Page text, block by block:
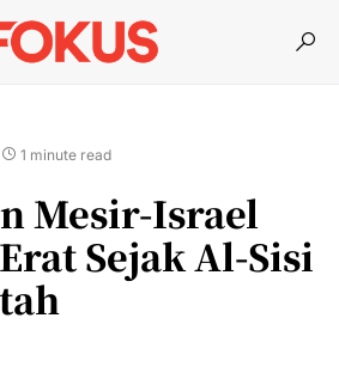
1 minute read
Mesir-Israel
Sejak Al-Sisi